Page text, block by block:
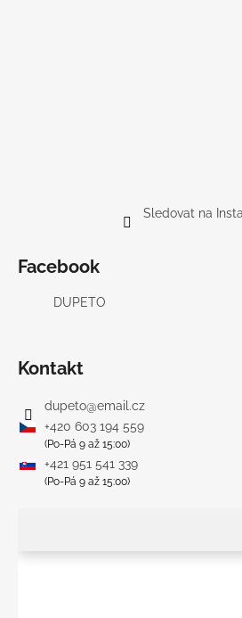
Sledovat na
Facebook
DUPETO
Kontakt
dupeto@email.cz
+420 603 194 559
(Po-Pá 9 až 15:00)
+421 951 541 339
(Po-Pá 9 až 15:00)